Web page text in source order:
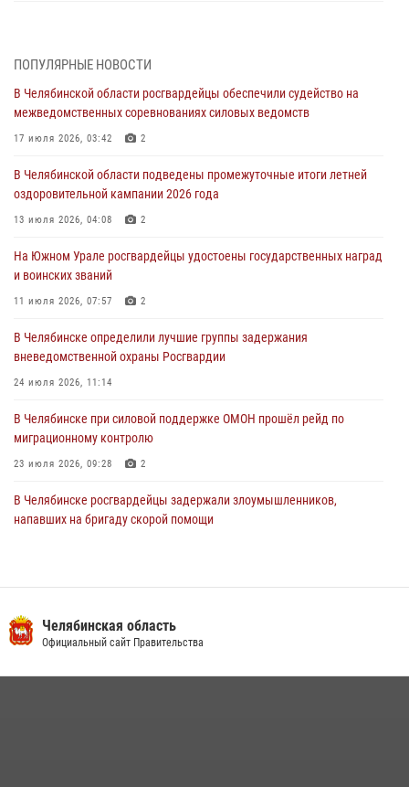
03 августа 2026, 09:22 1
Авиация Росгвардии совершила более 250 санитарных вылетов в
Донецкой Народной Республике
31 июля 2026, 11:33
Росгвардия обеспечивает безопасность граждан на южном
направлении
31 июля 2026, 11:32
В Уральском округе Росгвардии состоялось заседание
оперативного штаба
30 июля 2026, 10:53
ПОПУЛЯРНЫЕ НОВОСТИ
В Челябинской области росгвардейцы обеспечили судейство на
межведомственных соревнованиях силовых ведомств
17 июля 2026, 03:42 2
В Челябинской области подведены промежуточные итоги летней
оздоровительной кампании 2026 года
13 июля 2026, 04:08 2
На Южном Урале росгвардейцы удостоены государственных наград
и воинских званий
11 июля 2026, 07:57 2
В Челябинске определили лучшие группы задержания
вневедомственной охраны Росгвардии
24 июля 2026, 11:14
В Челябинске при силовой поддержке ОМОН прошёл рейд по
миграционному контролю
23 июля 2026, 09:28 2
В Челябинске росгвардейцы задержали злоумышленников,
напавших на бригаду скорой помощи
13 июля 2026, 03:02 5
Челябинская область
Официальный сайт Правительства